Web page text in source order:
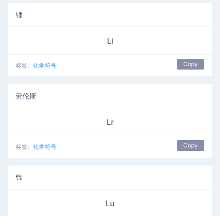
锂
Li
标签: 化学符号 Copy
劳伦斯
Lr
标签: 化学符号 Copy
镏
Lu